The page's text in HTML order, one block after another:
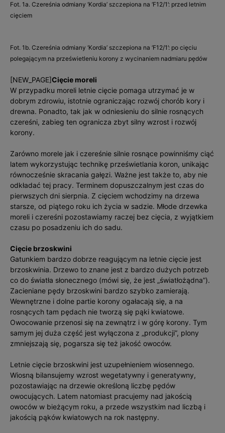
Fot. 1a. Czereśnia odmiany ‘Kordia’ szczepiona na ‘F12/1’: przed letnim
cięciem
Fot. 1b. Czereśnia odmiany ‘Kordia’ szczepiona na ‘F12/1’: po cięciu
polegającym na prześwietleniu korony z wycinaniem nadmiaru pędów
[NEW_PAGE]Cięcie moreli
W przypadku moreli letnie cięcie pomaga utrzymać je w
dobrym zdrowiu, istotnie ograniczając rozwój chorób kory i
drewna. Ponadto, tak jak w odniesieniu do silnie rosnących
czereśni, zabieg ten ogranicza zbyt silny wzrost i rozwój
korony.
Zarówno morele jak i czereśnie silnie rosnące powinniśmy ciąć
latem wykorzystując technikę prześwietlania koron, unikając
równocześnie skracania gałęzi. Ważne jest także to, aby nie
odkładać tej pracy. Terminem dopuszczalnym jest czas do
pierwszych dni sierpnia. Z cięciem wchodzimy na drzewa
starsze, od piątego roku ich życia w sadzie. Młode drzewka
moreli i czereśni pozostawiamy raczej bez cięcia, z wyjątkiem
czasu po posadzeniu ich do sadu.
Cięcie brzoskwini
Gatunkiem bardzo dobrze reagującym na letnie cięcie jest
brzoskwinia. Drzewo to znane jest z bardzo dużych potrzeb
co do światła słonecznego (mówi się, że jest „światłożądna”).
Zacieniane pędy brzoskwini bardzo szybko zamierają.
Wewnętrzne i dolne partie korony ogałacają się, a na
rosnących tam pędach nie tworzą się pąki kwiatowe.
Owocowanie przenosi się na zewnątrz i w górę korony. Tym
samym jej duża część jest wyłączona z „produkcji”, plony
zmniejszają się, pogarsza się też jakość owoców.
Letnie cięcie brzoskwini jest uzupełnieniem wiosennego.
Wiosną bilansujemy wzrost wegetatywny i generatywny,
pozostawiając na drzewie określoną liczbę pędów
owocujących. Latem natomiast pracujemy nad jakością
owoców w bieżącym roku, a przede wszystkim nad liczbą i
jakością pąków kwiatowych na rok następny.